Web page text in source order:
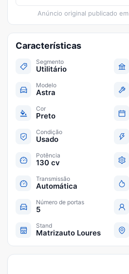
Anúncio original publicado em
Características
Segmento
Utilitário
Modelo
Astra
Cor
Preto
Condição
Usado
Potência
130 cv
Transmissão
Automática
Número de portas
5
Stand
Matrizauto Loures